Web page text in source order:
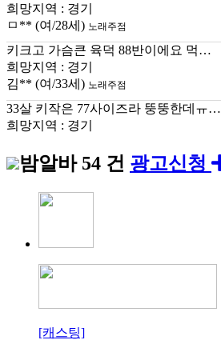
희망지역 : 경기
ㅁ** (여/28세) 노래주점
키크고 가슴큰 육덕 88반이에요 먹…
희망지역 : 경기
김** (여/33세) 노래주점
33살 키작은 77사이즈라 뚱뚱한데ㅠ…
희망지역 : 경기
밤알바 54 건 광고신청
[캐스팅]